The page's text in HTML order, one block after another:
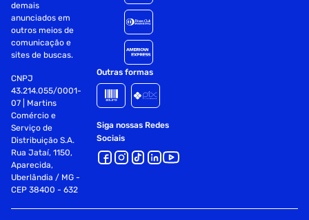
demais
anunciados em
outros meios de
comunicação e
sites de buscas.
CNPJ
43.214.055/0001-
07 | Martins
Comércio e
Serviço de
Distribuição S.A.
Rua Jataí, 1150,
Aparecida,
Uberlândia / MG -
CEP 38400 - 632
Outras formas
Siga nossas Redes
Sociais